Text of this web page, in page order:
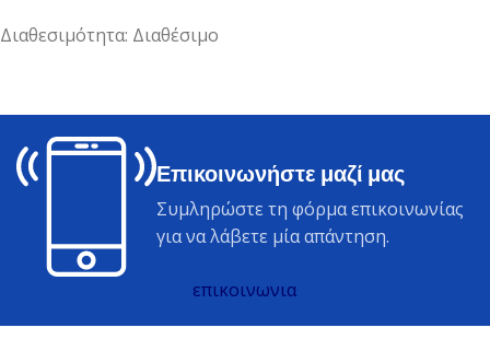
Διαθεσιμότητα: Διαθέσιμο
Επικοινωνήστε μαζί μας
Συμληρώστε τη φόρμα επικοινωνίας
για να λάβετε μία απάντηση.
επικοινωνια